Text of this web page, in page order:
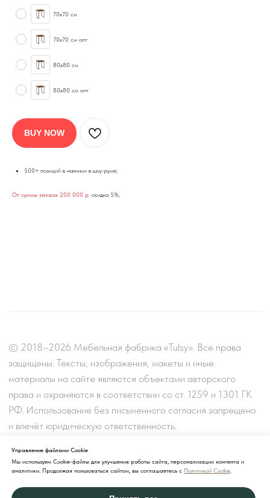
70х70 см
70х70 см опт
80х80 см
80х80 см опт
BUY NOW
500+ позиций в наличии в шоу-руме;
От суммы заказа 200 000 р скидка 5%;
Управление файлами Cookie
Мы используем Cookie-файлы для улучшения работы сайта, персонализации контента и
аналитики. Продолжая пользоваться сайтом, вы соглашаетесь с Политикой Cookie.